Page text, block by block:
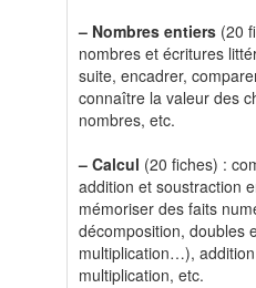
– Nombres entiers (20
nombres et écritures
suite, encadrer,
connaître la valeur des
nombres, etc.
– Calcul (20 fiches) :
addition et soustraction
mémoriser des faits
décomposition, doubles
multiplication…),
multiplication, etc.